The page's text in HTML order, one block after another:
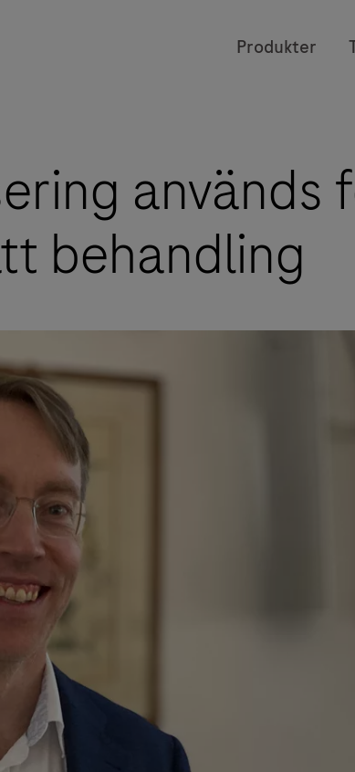
Produkter
används
behandling